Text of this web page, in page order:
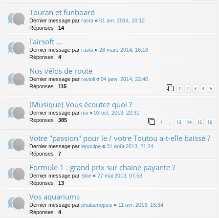
Touran et funboard
Dernier message par rasta « 01 avr. 2014, 10:12
Réponses : 14
l'airsoft ...
Dernier message par rasta « 28 mars 2014, 16:18
Réponses : 4
Nos vélos de route
Dernier message par ravioli « 04 janv. 2014, 22:40
Réponses : 115 1 2 3 4 5
[Musique] Vous écoutez quoi ?
Dernier message par nsi « 03 oct. 2013, 22:31
Réponses : 385 1 … 13 14 15 16
Votre "passion" pour le / votre Toutou a-t-elle baissé ?
Dernier message par lepoulpe « 31 août 2013, 21:24
Réponses : 7
Formule 1 : grand prix sur chaine payante ?
Dernier message par Sine « 27 mai 2013, 07:53
Réponses : 13
Vos aquariums
Dernier message par phalaenopsis « 11 avr. 2013, 15:34
Réponses : 4